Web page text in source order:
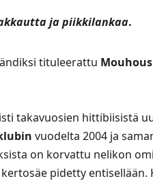
ja piikkilankaa.
tituleerattu Mouhous
takavuosien hittibiisistä
vuodelta 2004 ja
on korvattu nelikon
pidetty entisellään.